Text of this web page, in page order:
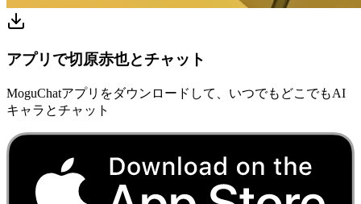
アプリで切原赤也とチャット
MoguChatアプリをダウンロードして、いつでもどこでもAI
キャラとチャット